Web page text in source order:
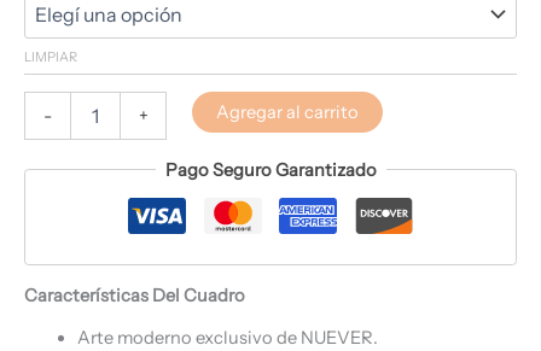
LIMPIAR
- + Agregar al carrito
Pago Seguro Garantizado
Características Del Cuadro
Arte moderno exclusivo de NUEVER.